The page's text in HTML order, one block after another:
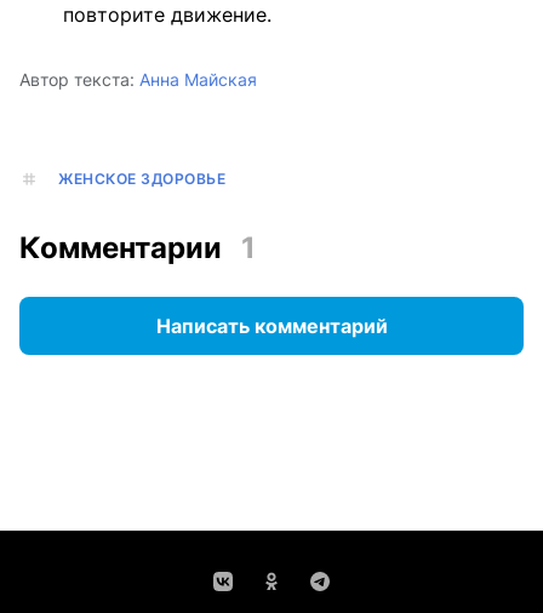
повторите движение.
Автор текста: Анна Майская
ЖЕНСКОЕ ЗДОРОВЬЕ
Комментарии 1
Написать комментарий